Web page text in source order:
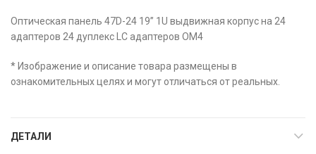
Оптическая панель 47D-24 19” 1U выдвижная корпус на 24
адаптеров 24 дуплекс LC адаптеров OM4
* Изображение и описание товара размещены в
ознакомительных целях и могут отличаться от реальных.
ДЕТАЛИ